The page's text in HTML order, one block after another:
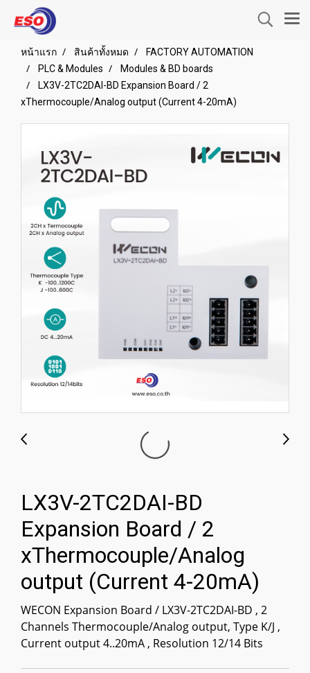
หน้าแรก สินค้าทั้งหมด
FACTORY AUTOMATION
PLC & Modules
Modules & BD boards
LX3V-2TC2DAI-BD Expansion Board / 2
xThermocouple/Analog output (Current 4-20mA)
LX3V-2TC2DAI-BD
Expansion Board / 2
xThermocouple/Analog
output (Current 4-20mA)
WECON Expansion Board / LX3V-2TC2DAI-BD , 2
Channels Thermocouple/Analog output, Type K/J ,
Current output 4..20mA , Resolution 12/14 Bits